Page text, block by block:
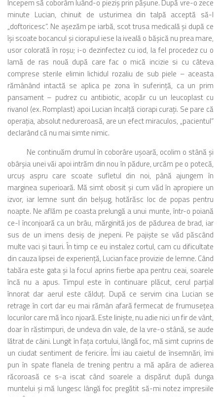
Începem să coborâm luând-o pieziş prin păşune. După vre-o zece
minute Lucian, chinuit de usturimea din talpă acceptă să-l
„doftoricesc“. Ne aşezăm pe iarbă, scot trusa medicală şi după ce
îşi scoate bocancul şi ciorapul iese la iveală o băşică nu prea mare,
usor colorată în roşu; i-o dezinfectez cu iod, la fel procedez cu o
lamă de ras nouă după care fac o mică incizie si cu câteva
comprese sterile elimin lichidul rozaliu de sub piele – aceasta
rămânând intactă se aplica pe zona în suferinţă, ca un prim
pansament – pudrez cu antibiotic, acopăr cu un leucoplast cu
rivanol (ex. Romplast) apoi Lucian încalţă ciorapi curaţi. Se pare că
operaţia, absolut nedureroasă, are un efect miraculos, „pacientul“
declarând că nu mai simte nimic.
Ne continuăm drumul în coborâre uşoară, ocolim o stână şi
obârşia unei văi apoi intrăm din nou în pădure, urcăm pe o potecă,
urcuş aspru care scoate sufletul din noi, până ajungem în
marginea superioară. Mă simt obosit şi cum văd în apropiere un
izvor, iar lemne sunt din belşug, hotărăsc loc de popas pentru
noapte. Ne aflăm pe coasta prelungă a unui munte, într-o poiană
ce-l înconjoară ca un brâu, mărginită jos de pădurea de brad, iar
sus de un imens desiş de jnepeni. Pe pajişte se văd păscând
multe vaci şi tauri. În timp ce eu instalez cortul, cam cu dificultate
din cauza lipsei de experienţă, Lucian face provizie de lemne. Când
tabăra este gata şi la focul aprins fierbe apa pentru ceai, soarele
încă nu a apus. Timpul este în continuare plăcut, cerul parţial
înnorat dar aerul este călduţ. După ce servim cina Lucian se
retrage în cort dar eu mai rămân afară fermecat de frumuseţea
locurilor care mă înco njoară. Este linişte, nu adie nici un fir de vânt,
doar în răstimpuri, de undeva din vale, de la vre-o stână, se aude
lătrat de câini. Lungit în faţa cortului, lângă foc, mă simt cuprins de
un ciudat sentiment de fericire. Îmi iau caietul de însemnări, îmi
pun în spate flanela de trening pentru a mă apăra de adierea
răcoroasă ce s-a iscat când soarele a dispărut după dunga
muntelui şi mă lungesc lângă foc pregătit să-mi notez impresiile